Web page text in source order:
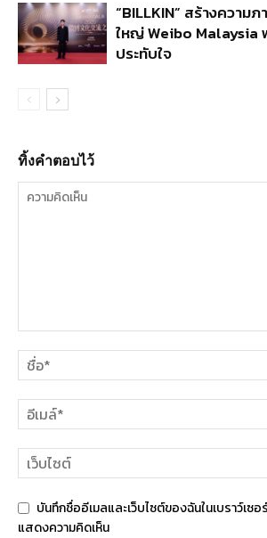
“BILLKIN” สร้างความ
ใหญ่ Weibo Malaysia
ประทับใจ
ทิ้งคำตอบไว้
บันทึกชื่ออีเมลและเว็บไซต์ของฉันในเบราว์เซ
แสดงความคิดเห็น